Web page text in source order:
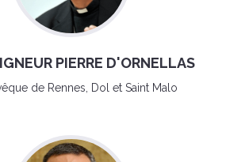
PIERRE D'ORNELLAS
de Rennes, Dol et Saint Malo